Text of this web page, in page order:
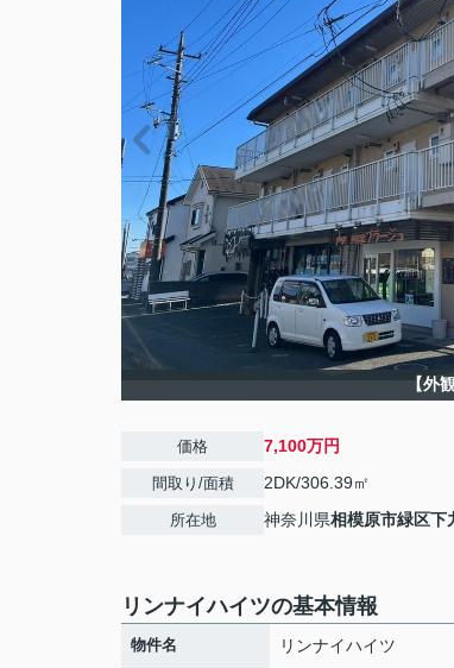
【外観
価格 7,100万円
間取り/面積 2DK/306.39㎡
所在地 神奈川県相模原市緑区下
リンナイハイツの基本情報
物件名 リンナイハイツ